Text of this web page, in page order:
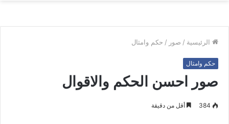
الرئيسية / صور / حكم وامثال
حكم وامثال
صور احسن الحكم والاقوال
384 أقل من دقيقة